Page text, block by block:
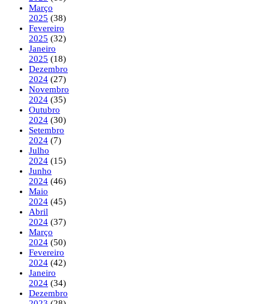
Março
2025 (38)
Fevereiro
2025 (32)
Janeiro
2025 (18)
Dezembro
2024 (27)
Novembro
2024 (35)
Outubro
2024 (30)
Setembro
2024 (7)
Julho
2024 (15)
Junho
2024 (46)
Maio
2024 (45)
Abril
2024 (37)
Março
2024 (50)
Fevereiro
2024 (42)
Janeiro
2024 (34)
Dezembro